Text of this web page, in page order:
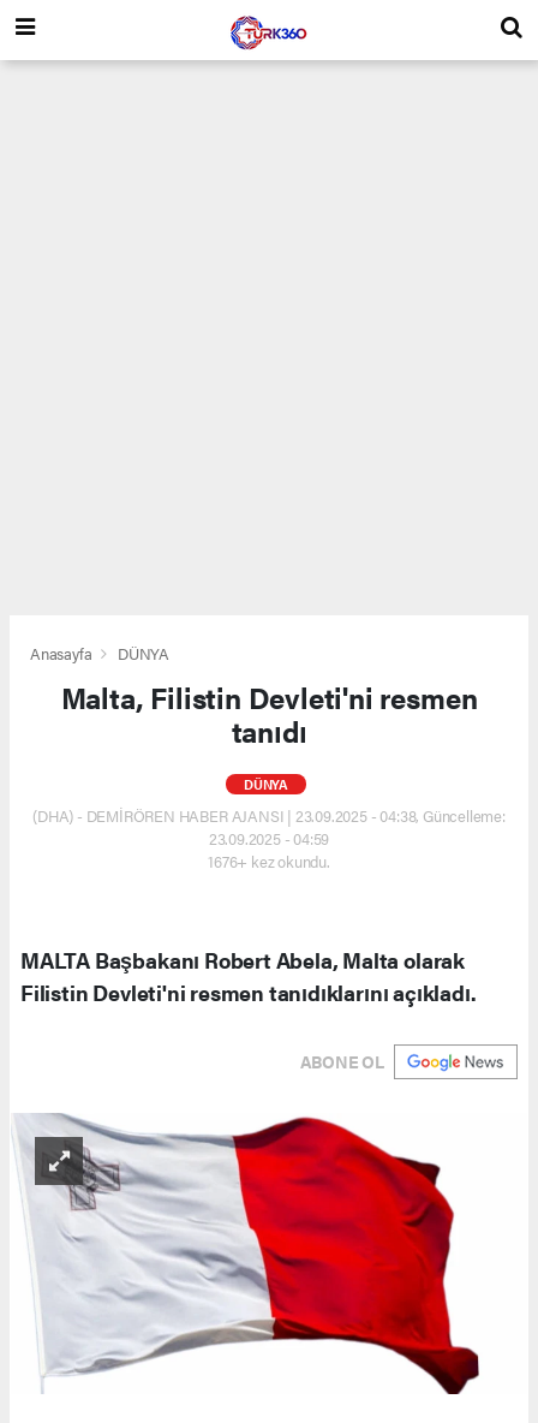
Anasayfa DÜNYA
Malta, Filistin Devleti'ni resmen
tanıdı
DÜNYA
(DHA) - DEMİRÖREN HABER AJANSI | 23.09.2025 - 04:38, Güncelleme:
23.09.2025 - 04:59
1676+ kez okundu.
MALTA Başbakanı Robert Abela, Malta olarak
Filistin Devleti'ni resmen tanıdıklarını açıkladı.
ABONE OL